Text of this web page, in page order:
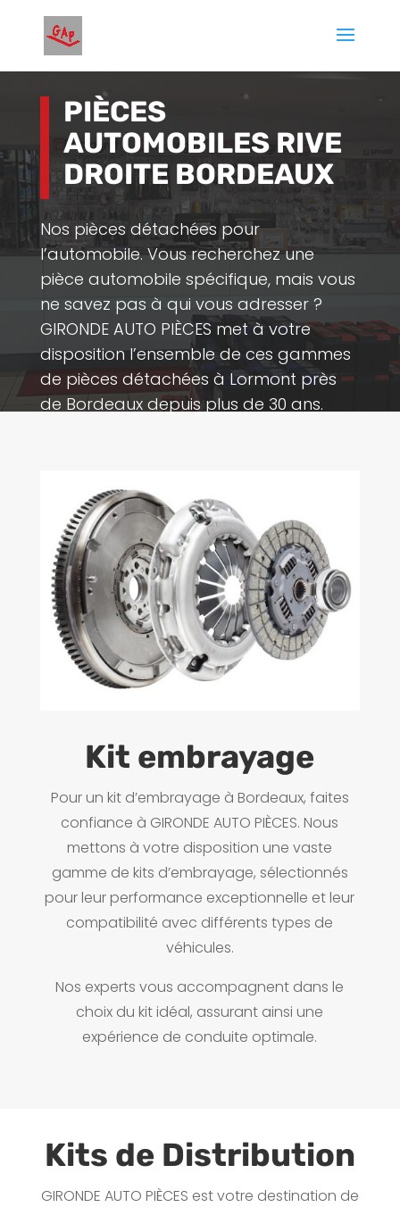
PIÈCES
AUTOMOBILES RIVE
DROITE BORDEAUX
Nos pièces détachées pour
l’automobile.Vous recherchez une
pièce automobile spécifique, mais vous
ne savez pas à qui vous adresser ?
GIRONDE AUTO PIÈCES met à votre
disposition l’ensemble de ces gammes
de pièces détachées à Lormont près
de Bordeaux depuis plus de 30 ans.
Kit embrayage
Pour un kit d’embrayage à Bordeaux, faites
confiance à GIRONDE AUTO PIÈCES. Nous
mettons à votre disposition une vaste
gamme de kits d’embrayage, sélectionnés
pour leur performance exceptionnelle et leur
compatibilité avec différents types de
véhicules.
Nos experts vous accompagnent dans le
choix du kit idéal, assurant ainsi une
expérience de conduite optimale.
Kits de Distribution
GIRONDE AUTO PIÈCES est votre destination de